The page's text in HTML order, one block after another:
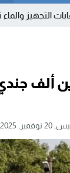
والماء تشهر
ألف
- 2:50 مساءً